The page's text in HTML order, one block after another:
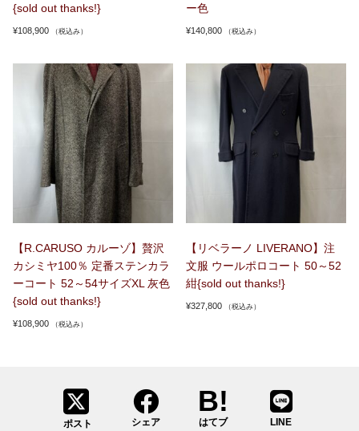
{sold out thanks!}
¥108,900 （税込み）
ー色
¥140,800 （税込み）
【R.CARUSO カルーゾ】贅沢
カシミヤ100％ 定番ステンカラ
ーコート 52～54サイズXL 灰色
{sold out thanks!}
¥108,900 （税込み）
【リベラーノ LIVERANO】注
文服 ウールポロコート 50～52
紺{sold out thanks!}
¥327,800 （税込み）
ポスト シェア はてブ LINE